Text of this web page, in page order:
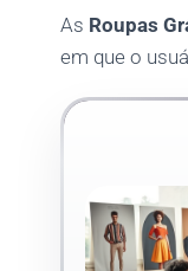
As Roupas
em que o